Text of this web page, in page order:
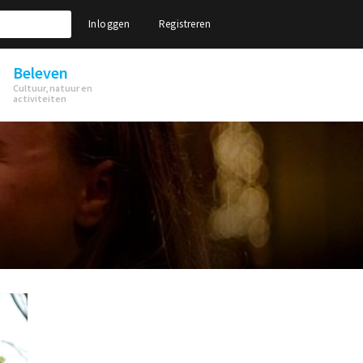
Inloggen Registreren
Beleven
Cultuur, natuur en
activiteiten